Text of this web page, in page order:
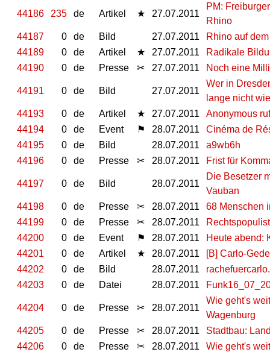
44186 235 de Artikel ★ 27.07.2011
PM:
Rhino
44187
0 de Bild 27.07.2011
Rhino auf
44189
0 de Artikel ★ 27.07.2011
Radikale
44190
0 de Presse ✂ 27.07.2011 Noch eine
44191 0 de Bild 27.07.2011
Wer in
lange nicht
44193
0 de Artikel ★ 27.07.2011
Anonymous
44194
0 de Event ⚑ 28.07.2011
Cinéma de
44195
0 de Bild 28.07.2011
a9wb6h
44196
0 de Presse ✂ 28.07.2011 Frist für
44197 0 de Bild 28.07.2011
Die Besetzer
Vauban
44198
0 de Presse ✂ 28.07.2011
68 Menschen
44199
0 de Presse ✂ 28.07.2011
44200
0 de Event ⚑ 28.07.2011
Heute abend:
44201
0 de Artikel ★ 28.07.2011
[B] Carlo-
44202
0 de Bild 28.07.2011
44203
0 de Datei 28.07.2011
44204 0 de Presse ✂ 28.07.2011
Wie geht's
Wagenburg
44205
0 de Presse ✂ 28.07.2011
Stadtbau:
44206
0 de Presse ✂ 28.07.2011
Wie geht's